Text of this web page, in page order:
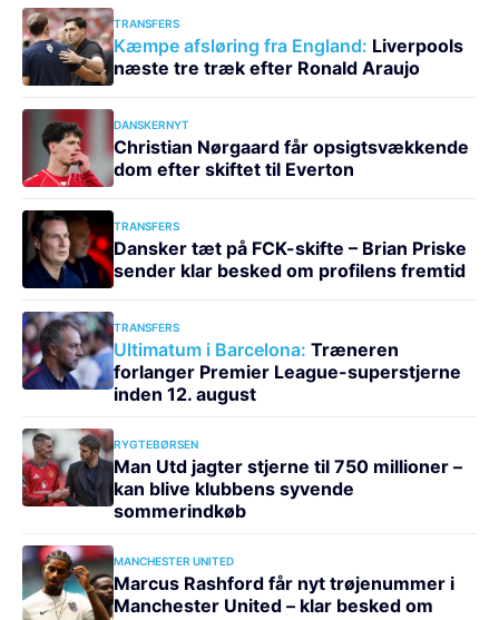
TRANSFERS
Kæmpe afsløring fra England: Liverpools
næste tre træk efter Ronald Araujo
DANSKERNYT
Christian Nørgaard får opsigtsvækkende
dom efter skiftet til Everton
TRANSFERS
Dansker tæt på FCK-skifte – Brian Priske
sender klar besked om profilens fremtid
TRANSFERS
Ultimatum i Barcelona: Træneren
forlanger Premier League-superstjerne
inden 12. august
RYGTEBØRSEN
Man Utd jagter stjerne til 750 millioner –
kan blive klubbens syvende
sommerindkøb
MANCHESTER UNITED
Marcus Rashford får nyt trøjenummer i
Manchester United – klar besked om